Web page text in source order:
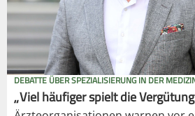
DEBATTE ÜBER SPEZIALISIERUNG IN DER
„Viel häufiger spielt die